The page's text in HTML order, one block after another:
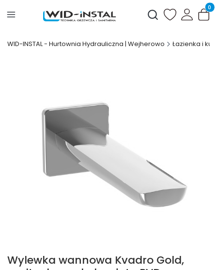
Otwórz
WID-INSTAL - Hurtownia Hydrauliczna | Wejherowo Łazienka i
Wylewka wannowa Kvadro Gold,